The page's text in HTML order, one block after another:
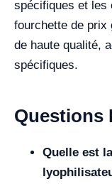
spécifiques et les
fourchette de prix
de haute qualité,
spécifiques.
Questions
Quelle est